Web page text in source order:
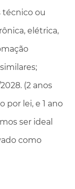
técnico ou
elétrica,
(2 anos
por lei, e 1 ano
ser ideal
como